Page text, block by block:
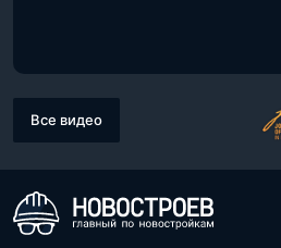
Все видео